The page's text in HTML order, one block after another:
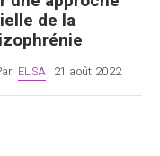
de la
ELSA 21 août 2022